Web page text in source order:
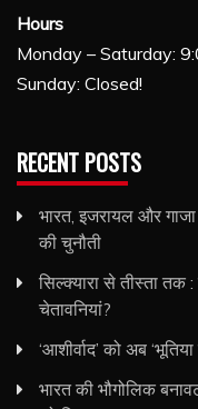
Hours
Monday – Saturday:
Sunday: Closed!
RECENT POSTS
भारत, इजरायल और
की चुनौती
सिल्क्यारा से तीस्ता तक
चेतावनियां?
‘आशीर्वाद’ को अब
भारत की भौगोलिक